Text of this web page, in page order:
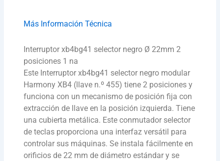
Más Información Técnica
Interruptor xb4bg41 selector negro Ø 22mm 2
posiciones 1 na
Este Interruptor xb4bg41 selector negro modular
Harmony XB4 (llave n.º 455) tiene 2 posiciones y
funciona con un mecanismo de posición fija con
extracción de llave en la posición izquierda. Tiene
una cubierta metálica. Este conmutador selector
de teclas proporciona una interfaz versátil para
controlar sus máquinas. Se instala fácilmente en
orificios de 22 mm de diámetro estándar y se